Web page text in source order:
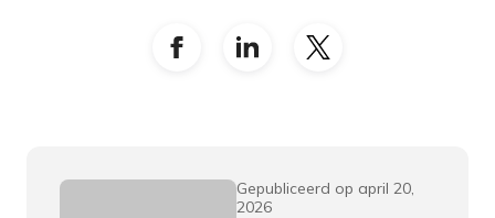
Gepubliceerd op april 20,
2026